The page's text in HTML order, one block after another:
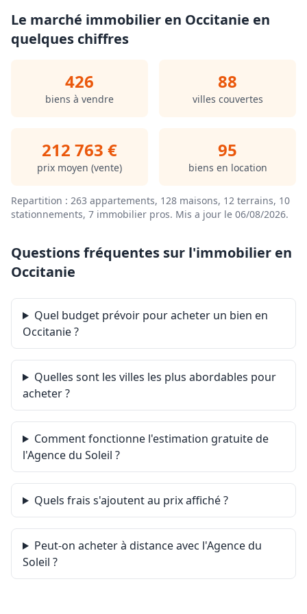
double vitrage…
Deux places de stationnement privatives couvertes au
sein de la résidence complètent l’ensemble.
Honoraires à la charge du vendeur. Dans une
copropriété de 57 lots. Quote-part moyenne du budget
standard : entre 960.00 € et 1350.00 € sur les années
2021, 2022 et 2023 (abonnements compris). Les
informations sur les risques auxquels ce bien est
georisques.gouv.fr.
.
Le marché immobilier en Occitanie en
quelques chiffres
426
biens à vendre
88
villes couvertes
212 763 €
prix moyen (vente)
95
biens en location
Repartition : 263 appartements, 128 maisons, 12 terrains, 10
stationnements, 7 immobilier pros. Mis a jour le 06/08/2026.
Questions fréquentes sur l'immobilier en
Occitanie
Quel budget prévoir pour acheter un bien en
Occitanie ?
Quelles sont les villes les plus abordables pour
acheter ?
Comment fonctionne l'estimation gratuite de
l'Agence du Soleil ?
Quels frais s'ajoutent au prix affiché ?
Peut-on acheter à distance avec l'Agence du
Soleil ?